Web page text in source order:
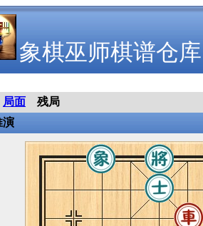
象棋巫师棋谱仓库
局面
残局
演